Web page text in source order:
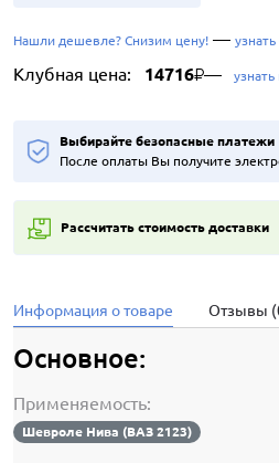
Нашли дешевле? Снизим цену! —
Клубная цена: 14716₽— узнать
Выбирайте безопасные платежи
После оплаты Вы получите
Рассчитать стоимость доставки
Информация о товаре Отзывы
Основное:
Применяемость:
Шевроле Нива (ВАЗ 2123)